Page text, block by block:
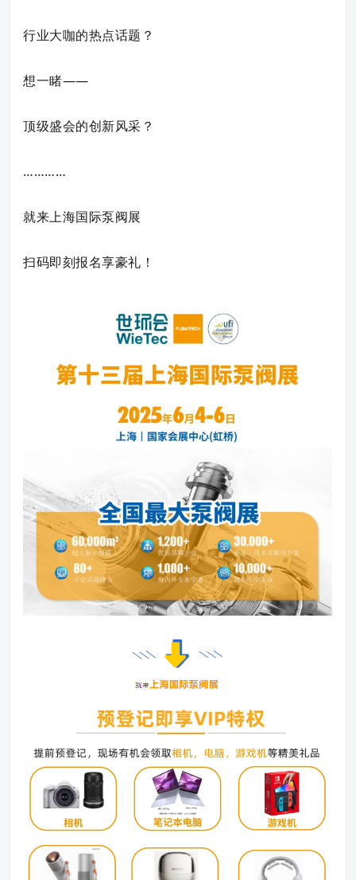
行业大咖的热点话题？
想一睹——
顶级盛会的创新风采？
…………
就来上海国际泵阀展
扫码即刻报名享豪礼！